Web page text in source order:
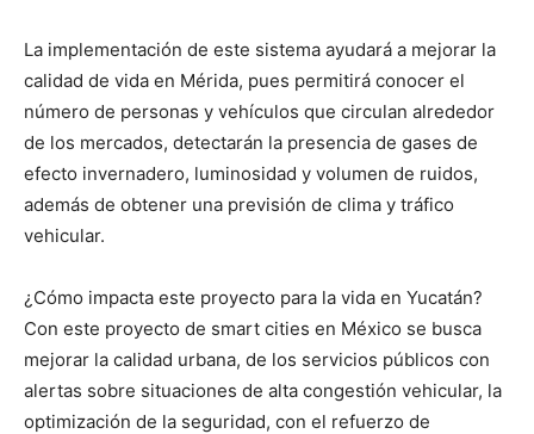
La implementación de este sistema ayudará a mejorar la
calidad de vida en Mérida, pues permitirá conocer el
número de personas y vehículos que circulan alrededor
de los mercados, detectarán la presencia de gases de
efecto invernadero, luminosidad y volumen de ruidos,
además de obtener una previsión de clima y tráfico
vehicular.
¿Cómo impacta este proyecto para la vida en Yucatán?
Con este proyecto de smart cities en México se busca
mejorar la calidad urbana, de los servicios públicos con
alertas sobre situaciones de alta congestión vehicular, la
optimización de la seguridad, con el refuerzo de